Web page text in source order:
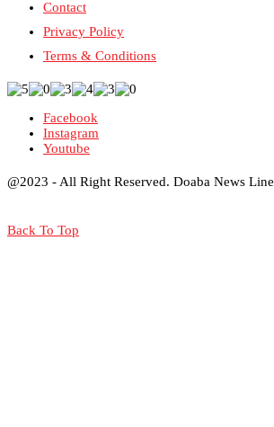
Contact
Privacy Policy
Terms & Conditions
Facebook
Instagram
Youtube
@2023 - All Right Reserved. Doaba News Line
Back To Top